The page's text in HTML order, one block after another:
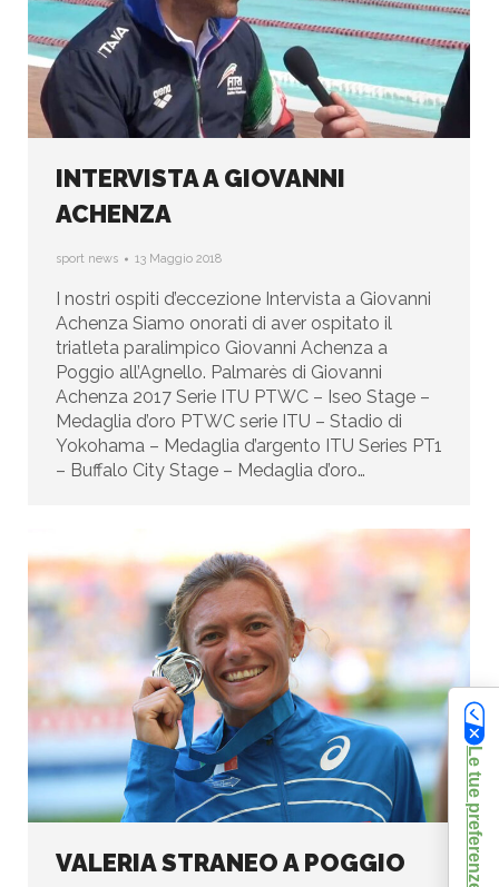
INTERVISTA A GIOVANNI
ACHENZA
sport news 13 Maggio 2018
I nostri ospiti d’eccezione Intervista a Giovanni
Achenza Siamo onorati di aver ospitato il
triatleta paralimpico Giovanni Achenza a
Poggio all’Agnello. Palmarès di Giovanni
Achenza 2017 Serie ITU PTWC – Iseo Stage –
Medaglia d’oro PTWC serie ITU – Stadio di
Yokohama – Medaglia d’argento ITU Series PT1
– Buffalo City Stage – Medaglia d’oro…
VALERIA STRANEO A POGGIO